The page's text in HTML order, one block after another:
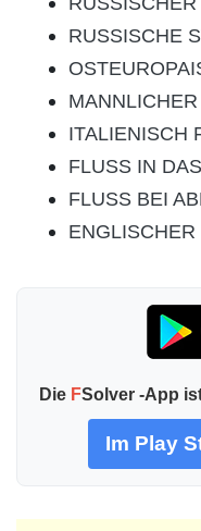
RUSSISCHE
ITALIENISCH
FLUSS IN
FLUSS BEI
ENGLISCHER
Die FSolver -App
Im Play